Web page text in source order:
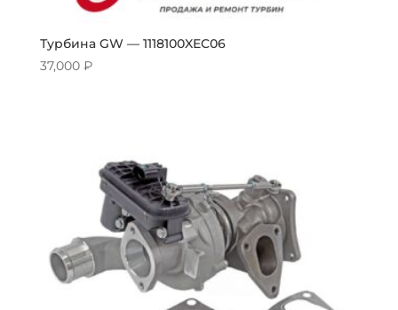
Турбина GW — 1118100XEC06
37,000 ₽